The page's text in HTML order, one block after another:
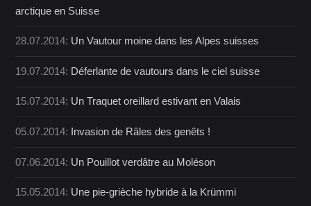
arctique en Suisse
28.07.2014: Un Vautour moine dans les Alpes suisses
19.07.2014: Déferlante de vautours dans le ciel suisse
15.07.2014: Un Traquet oreillard estivant en Valais
05.07.2014: Invasion de Râles des genêts !
07.06.2014: Un Pouillot verdâtre au Moléson
15.05.2014: Une pie-grièche hybride à la Krümmi